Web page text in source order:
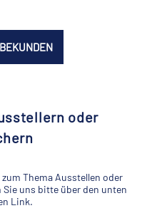
oder
zum Thema Ausstellen oder
uns bitte über den unten
Link.